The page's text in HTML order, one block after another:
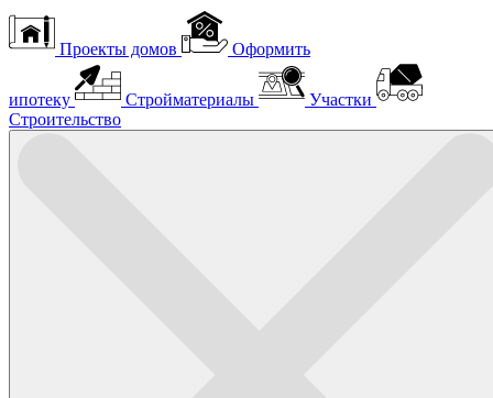
Проекты домов Оформить
ипотеку Стройматериалы
Участки
Строительство